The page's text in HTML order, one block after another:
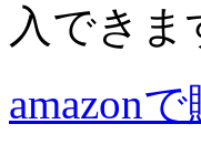
入できま
amazon